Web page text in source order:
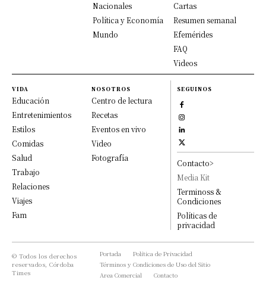
Nacionales
Política y Economía
Mundo
Cartas
Resumen semanal
Efemérides
FAQ
Videos
VIDA
Educación
Entretenimientos
Estilos
Comidas
Salud
Trabajo
Relaciones
Viajes
Fam
NOSOTROS
Centro de lectura
Recetas
Eventos en vivo
Video
Fotografía
SEGUINOS
Contacto>
Media Kit
Terminoss &
Condiciones
Políticas de
privacidad
© Todos los derechos
reservados, Córdoba
Times
Portada
Política de Privacidad
Términos y Condiciones de Uso del Sitio
Area Comercial
Contacto